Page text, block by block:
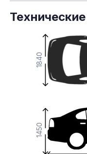
1450
1840